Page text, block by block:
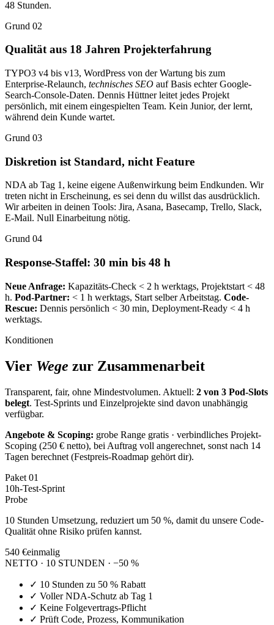
48 Stunden.
Grund 02
Qualität aus 18 Jahren Projekterfahrung
TYPO3 v4 bis v13, WordPress von der Wartung bis zum
Enterprise-Relaunch, technisches SEO auf Basis echter Google-
Search-Console-Daten. Dennis Hüttner leitet jedes Projekt
persönlich, mit einem eingespielten Team. Kein Junior, der lernt,
während dein Kunde wartet.
Grund 03
Diskretion ist Standard, nicht Feature
NDA ab Tag 1, keine eigene Außenwirkung beim Endkunden. Wir
treten nicht in Erscheinung, es sei denn du willst das ausdrücklich.
Wir arbeiten in deinen Tools: Jira, Asana, Basecamp, Trello, Slack,
E-Mail. Null Einarbeitung nötig.
Grund 04
Response-Staffel: 30 min bis 48 h
Neue Anfrage: Kapazitäts-Check < 2 h werktags, Projektstart < 48
h. Pod-Partner: < 1 h werktags, Start selber Arbeitstag. Code-
Rescue: Dennis persönlich < 30 min, Deployment-Ready < 4 h
werktags.
Konditionen
Vier Wege zur Zusammenarbeit
Transparent, fair, ohne Mindestvolumen. Aktuell: 2 von 3 Pod-Slots
belegt. Test-Sprints und Einzelprojekte sind davon unabhängig
verfügbar.
Angebote & Scoping: grobe Range gratis · verbindliches Projekt-
Scoping (250 € netto), bei Auftrag voll angerechnet, sonst nach 14
Tagen berechnet (Festpreis-Roadmap gehört dir).
Paket 01
10h-Test-Sprint
Probe
10 Stunden Umsetzung, reduziert um 50 %, damit du unsere Code-
Qualität ohne Risiko prüfen kannst.
540 €einmalig
NETTO · 10 STUNDEN · −50 %
✓ 10 Stunden zu 50 % Rabatt
✓ Voller NDA-Schutz ab Tag 1
✓ Keine Folgevertrags-Pflicht
✓ Prüft Code, Prozess, Kommunikation